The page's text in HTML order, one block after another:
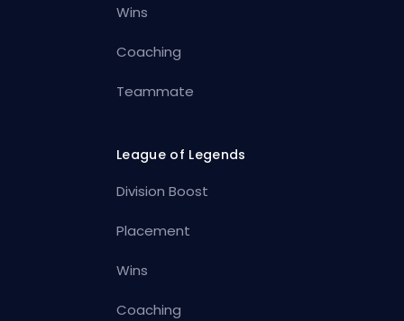
Wins
Coaching
Teammate
League of Legends
Division Boost
Placement
Wins
Coaching